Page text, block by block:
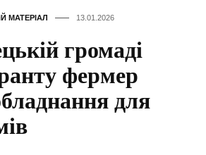
МАТЕРІАЛ 13.01.2026
громаді
фермер
для